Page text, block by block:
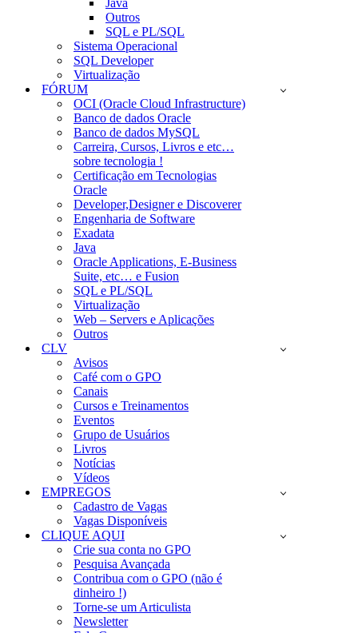
Java
Outros
SQL e PL/SQL
Sistema Operacional
SQL Developer
Virtualização
FÓRUM
OCI (Oracle Cloud Infrastructure)
Banco de dados Oracle
Banco de dados MySQL
Carreira, Cursos, Livros e etc…
sobre tecnologia !
Certificação em Tecnologias
Oracle
Developer,Designer e Discoverer
Engenharia de Software
Exadata
Java
Oracle Applications, E-Business
Suite, etc… e Fusion
SQL e PL/SQL
Virtualização
Web – Servers e Aplicações
Outros
CLV
Avisos
Café com o GPO
Canais
Cursos e Treinamentos
Eventos
Grupo de Usuários
Livros
Notícias
Vídeos
EMPREGOS
Cadastro de Vagas
Vagas Disponíveis
CLIQUE AQUI
Crie sua conta no GPO
Pesquisa Avançada
Contribua com o GPO (não é
dinheiro !)
Torne-se um Articulista
Newsletter